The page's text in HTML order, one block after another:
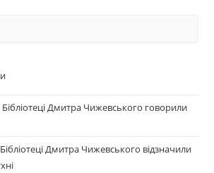
у Бібліотеці Дмитра Чижевського говорили
Дмитра Чижевського відзначили